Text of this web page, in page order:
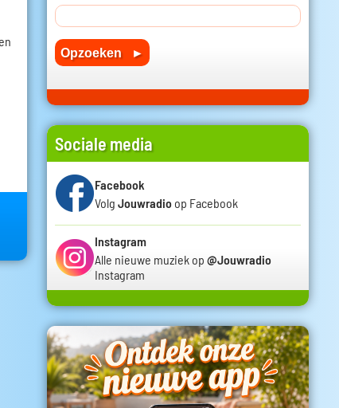
Sociale media
Facebook
Volg Jouwradio op Facebook
Instagram
Alle nieuwe muziek op @Jouwradio
Instagram